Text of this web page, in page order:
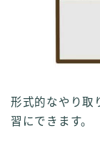
形式的なやり取
習にできます。